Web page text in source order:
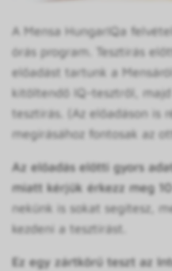
A Mensa HungarIQa
órás program. Tesztírás
előadást tartunk a
kitöltendő IQ-tesztről,
tesztírás. (Az előadáson is
megírásához fontosak az
Az előadás előtti gyors
miatt kérjük érkezz meg
nekünk is sokat segítesz,
kezdeni a tesztírást.
Ez egy zártkörű teszt az